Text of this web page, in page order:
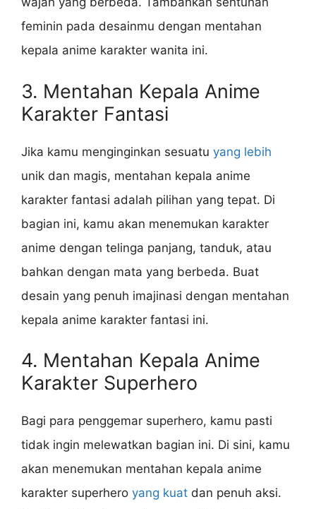
feminin pada desainmu dengan mentahan
kepala anime karakter wanita ini.
3. Mentahan Kepala Anime
Karakter Fantasi
Jika kamu menginginkan sesuatu yang lebih
unik dan magis, mentahan kepala anime
karakter fantasi adalah pilihan yang tepat. Di
bagian ini, kamu akan menemukan karakter
anime dengan telinga panjang, tanduk, atau
bahkan dengan mata yang berbeda. Buat
desain yang penuh imajinasi dengan mentahan
kepala anime karakter fantasi ini.
4. Mentahan Kepala Anime
Karakter Superhero
Bagi para penggemar superhero, kamu pasti
tidak ingin melewatkan bagian ini. Di sini, kamu
akan menemukan mentahan kepala anime
karakter superhero yang kuat dan penuh aksi.